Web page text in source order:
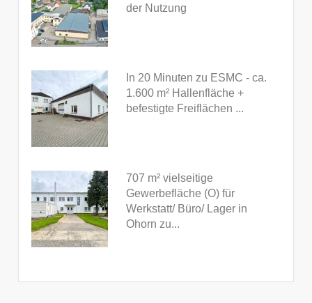
der Nutzung
In 20 Minuten zu ESMC - ca.
1.600 m² Hallenfläche +
befestigte Freiflächen ...
707 m² vielseitige
Gewerbefläche (O) für
Werkstatt/ Büro/ Lager in
Ohorn zu...